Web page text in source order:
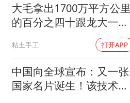
大毛拿出1700万平方公里
的百分之四十跟龙大一起
粘土手工 打开APP
中国向全球宣布：又一张
国家名片诞生！该技术全